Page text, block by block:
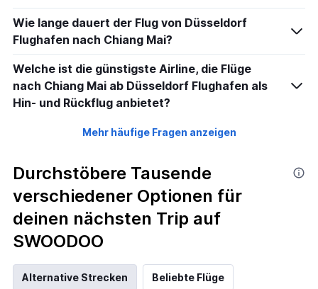
Wie lange dauert der Flug von Düsseldorf
Flughafen nach Chiang Mai?
Welche ist die günstigste Airline, die Flüge
nach Chiang Mai ab Düsseldorf Flughafen als
Hin- und Rückflug anbietet?
Mehr häufige Fragen anzeigen
Durchstöbere Tausende
verschiedener Optionen für
deinen nächsten Trip auf
SWOODOO
Alternative Strecken Beliebte Flüge